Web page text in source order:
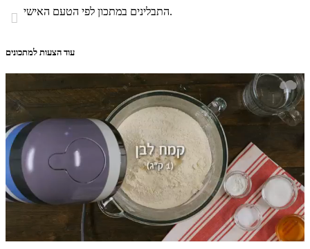
 התבלינים במתכון לפי הטעם האישי.
עוד הצעות למתכונים